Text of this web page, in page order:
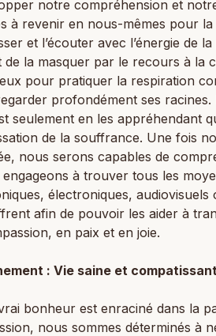
notre compréhension et
à revenir en nous-mêmes pour
et l’écouter avec l’énergie de
de la masquer par le recours à la
pour pratiquer la respiration
profondément ses racines.
seulement en les appréhendant
de la souffrance. Une fois
nous serons capables de
à trouver tous les
électroniques,
afin de pouvoir les aider à
en paix et en joie.
: Vie saine et
bonheur est enraciné dans la
nous sommes déterminés à